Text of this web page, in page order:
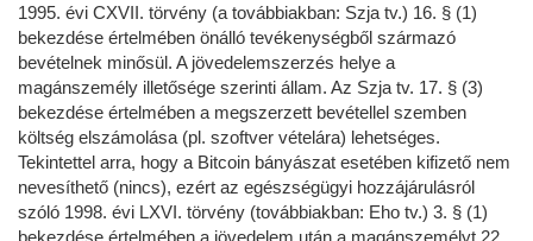
1995. évi CXVII. törvény (a továbbiakban: Szja tv.) 16. § (1)
bekezdése értelmében önálló tevékenységből származó
bevételnek minősül. A jövedelemszerzés helye a
magánszemély illetősége szerinti állam. Az Szja tv. 17. § (3)
bekezdése értelmében a megszerzett bevétellel szemben
költség elszámolása (pl. szoftver vételára) lehetséges.
Tekintettel arra, hogy a Bitcoin bányászat esetében kifizető nem
nevesíthető (nincs), ezért az egészségügyi hozzájárulásról
szóló 1998. évi LXVI. törvény (továbbiakban: Eho tv.) 3. § (1)
bekezdése értelmében a jövedelem után a magánszemélyt 22